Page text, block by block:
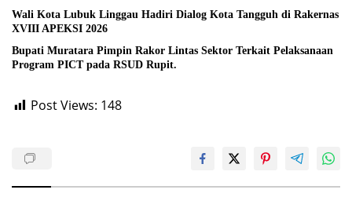
Wali Kota Lubuk Linggau Hadiri Dialog Kota Tangguh di Rakernas
XVIII APEKSI 2026
Bupati Muratara Pimpin Rakor Lintas Sektor Terkait Pelaksanaan
Program PICT pada RSUD Rupit.
Post Views: 148